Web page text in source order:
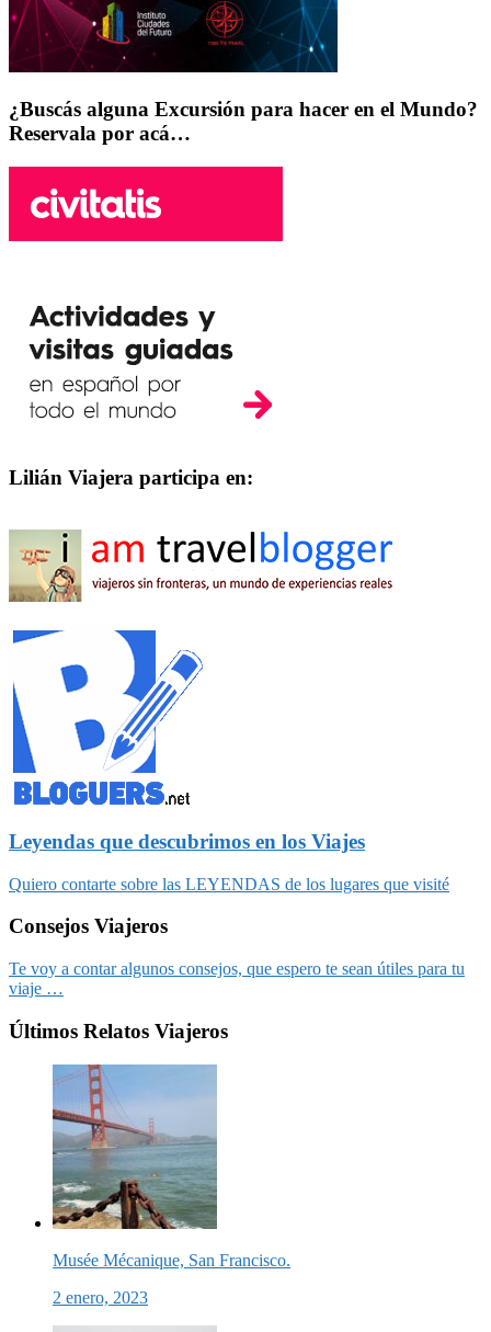
¿Buscás alguna Excursión para hacer en el Mundo?
Reservala por acá…
Lilián Viajera participa en:
Leyendas que descubrimos en los Viajes
Quiero contarte sobre las LEYENDAS de los lugares que visité
Consejos Viajeros
Te voy a contar algunos consejos, que espero te sean útiles para tu
viaje …
Últimos Relatos Viajeros
Musée Mécanique, San Francisco.
2 enero, 2023